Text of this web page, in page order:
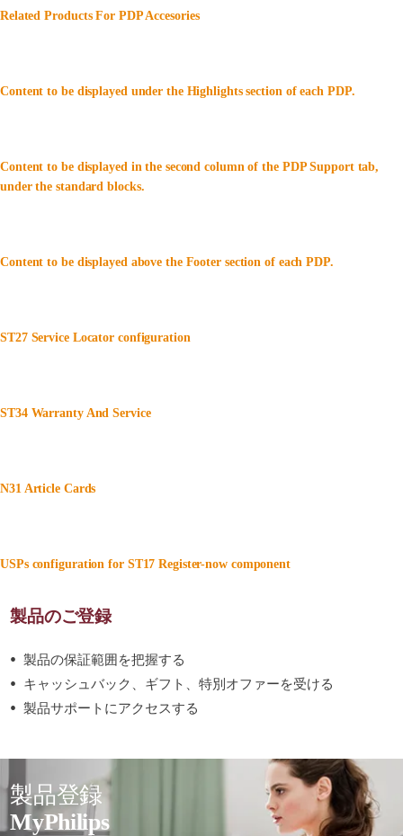
Related Products For PDP Accesories
Content to be displayed under the Highlights section of each PDP.
Content to be displayed in the second column of the PDP Support tab,
under the standard blocks.
Content to be displayed above the Footer section of each PDP.
ST27 Service Locator configuration
ST34 Warranty And Service
N31 Article Cards
USPs configuration for ST17 Register-now component
製品のご登録
製品の保証範囲を把握する
キャッシュバック、ギフト、特別オファーを受ける
製品サポートにアクセスする
製品登録
MyPhilips